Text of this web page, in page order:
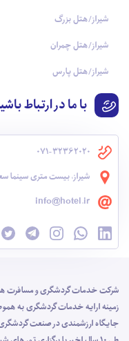
شیراز/هتل بزرگ
شیراز/هتل چمران
شیراز/هتل پارس
با ما در ارتباط
071-32362020
شیراز، بیست متری سینما
info@hotel.ir
زمینه ارایه خدمات گردشگری به
جایگاه ارزشمندی در صنعت گردشگری